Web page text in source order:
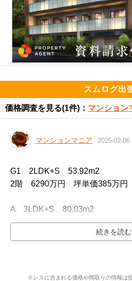
スムログ出
価格調査を見る(1件)： マンション
マンションマニア 2025-02-
G1　2LDK+S　53.92m2
2階　6290万円　坪単価385万円
A　3LDK+S　80.03m2
2階　9790万円　坪単価404万円
※レスに含まれる価格や間取りの情報は